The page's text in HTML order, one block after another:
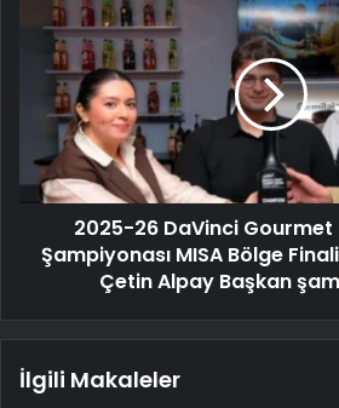
2025-26 DaVinci
Şampiyonası MISA Bölge
Çetin Alpay Başkan
İlgili Makaleler